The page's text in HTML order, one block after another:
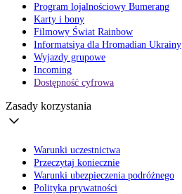
Program lojalnościowy Bumerang
Karty i bony
Filmowy Świat Rainbow
Informatsiya dla Hromadian Ukrainy
Wyjazdy grupowe
Incoming
Dostępność cyfrowa
Zasady korzystania
Warunki uczestnictwa
Przeczytaj koniecznie
Warunki ubezpieczenia podróżnego
Polityka prywatności